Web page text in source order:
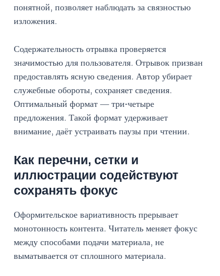
понятной, позволяет наблюдать за связностью
изложения.
Содержательность отрывка проверяется
значимостью для пользователя. Отрывок призван
предоставлять ясную сведения. Автор убирает
служебные обороты, сохраняет сведения.
Оптимальный формат — три-четыре
предложения. Такой формат удерживает
внимание, даёт устраивать паузы при чтении.
Как перечни, сетки и
иллюстрации содействуют
сохранять фокус
Оформительское вариативность прерывает
монотонность контента. Читатель меняет фокус
между способами подачи материала, не
выматывается от сплошного материала.